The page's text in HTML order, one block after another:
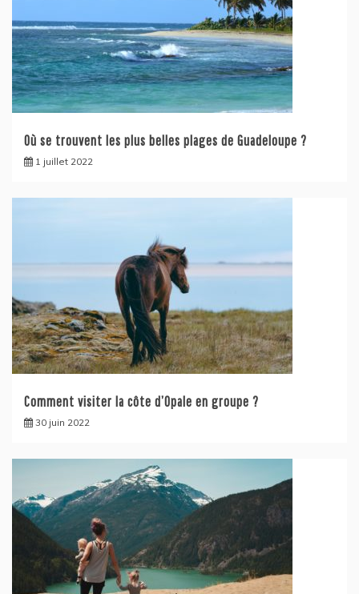
Où se trouvent les plus belles plages de Guadeloupe ?
1 juillet 2022
Comment visiter la côte d’Opale en groupe ?
30 juin 2022